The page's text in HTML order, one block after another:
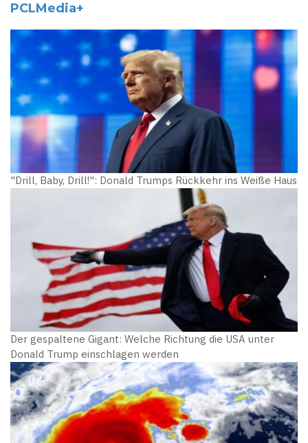
PCLMedia+
"Drill, Baby, Drill!": Donald Trumps Rückkehr ins Weiße Haus
Der gespaltene Gigant: Welche Richtung die USA unter
Donald Trump einschlagen werden